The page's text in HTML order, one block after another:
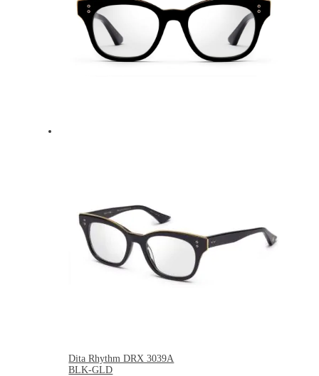
Dita Rhythm DRX 3039A
BLK-GLD